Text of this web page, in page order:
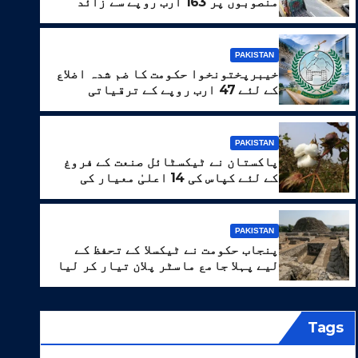
کے ترقیاتی پروگرام کا
7, 2026
WEB DESK
PAKISTAN
خیبرپختونخوا حکومت کا ضم شدہ اضلاع
کے لئے 47 ارب روپے کے ترقیاتی
PAKISTAN
پاکستان نے ٹیکسٹائل صنعت کے فروغ
کے لئے کپاس کی 14 اعلیٰ معیار کی
PAKISTAN
پنجاب حکومت نے ٹیکسلا کے تحفظ کے
لیے پہلا جامع ماسٹر پلان تیار کر لیا
Tags